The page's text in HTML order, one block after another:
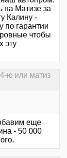
на Матизе за
Калину -
по гарантии
чтобы
эту
ю или матиз
еще
- 50 000